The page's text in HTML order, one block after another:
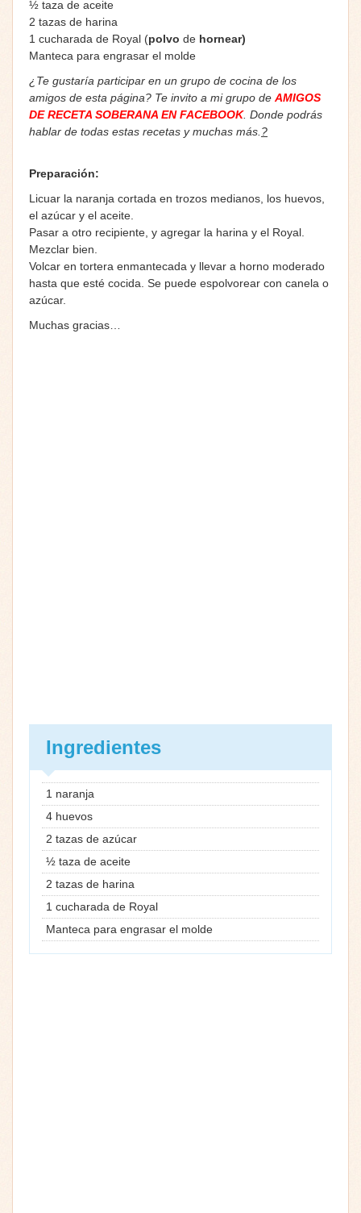
½ taza de aceite
2 tazas de harina
1 cucharada de Royal (polvo de hornear)
Manteca para engrasar el molde
¿Te gustaría participar en un grupo de cocina de los
amigos de esta página? Te invito a mi grupo de AMIGOS
DE RECETA SOBERANA EN FACEBOOK. Donde podrás
hablar de todas estas recetas y muchas más. ?
Preparación:
Licuar la naranja cortada en trozos medianos, los huevos,
el azúcar y el aceite.
Pasar a otro recipiente, y agregar la harina y el Royal.
Mezclar bien.
Volcar en tortera enmantecada y llevar a horno moderado
hasta que esté cocida. Se puede espolvorear con canela o
azúcar.
Muchas gracias…
Ingredientes
1 naranja
4 huevos
2 tazas de azúcar
½ taza de aceite
2 tazas de harina
1 cucharada de Royal
Manteca para engrasar el molde